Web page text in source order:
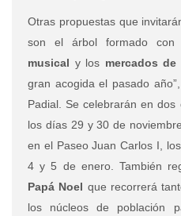
Otras propuestas que
son el árbol formado
musical y los mercados de
gran acogida el pasado
Padial. Se celebrarán en dos
los días 29 y 30 de
en el Paseo Juan Carlos I,
4 y 5 de enero. También
Papá Noel que recorrerá
los núcleos de población